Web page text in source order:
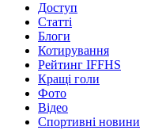
Доступ
Статті
Блоги
Котирування
Рейтинг IFFHS
Кращі голи
Фото
Відео
Спортивні новини